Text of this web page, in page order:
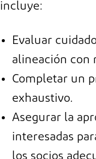
incluye:
Evaluar
alineación con
Completar un
exhaustivo.
Asegurar la
interesadas